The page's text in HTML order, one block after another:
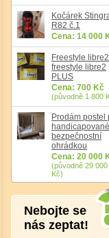
Kočárek
R82 č.1
Cena: 14 000
Freestyle libre2 ,
freestyle libre2
PLUS
Cena: 700 Kč
(původně 1 800
Prodám postel
bezpečnostní
ohrádkou
Cena: 20 000
(původně 29 000
Kč)
Nebojte se
nás zeptat!